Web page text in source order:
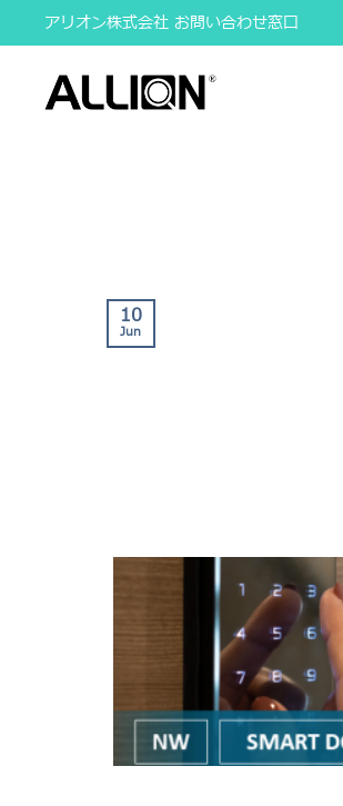
to
content
アリオン株式会社 お問い合わせ窓口
10
Jun